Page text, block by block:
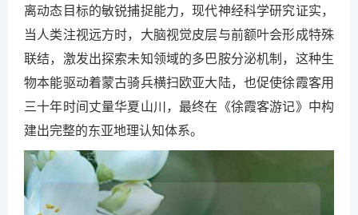
离动态目标的敏锐捕捉能力，现代神经科学研究证实，
当人类注视远方时，大脑视觉皮层与前额叶会形成特殊
联结，激发出探索未知领域的多巴胺分泌机制，这种生
物本能驱动着蒙古骑兵横扫欧亚大陆，也促使徐霞客用
三十年时间丈量华夏山川，最终在《徐霞客游记》中构
建出完整的东亚地理认知体系。